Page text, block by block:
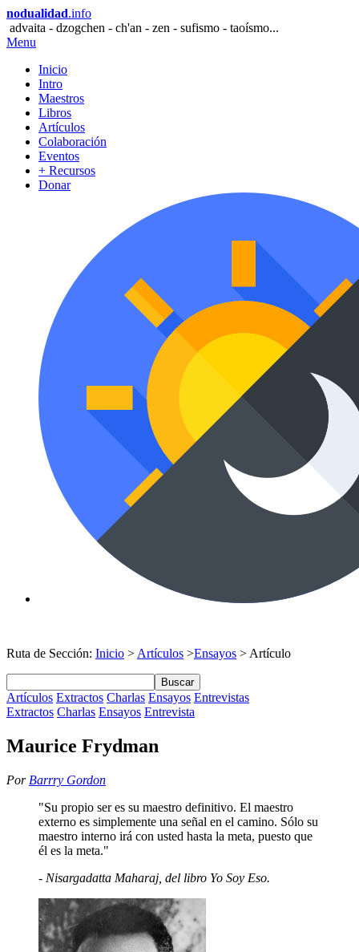
nodualidad.info
advaita - dzogchen - ch'an - zen - sufismo - taoísmo...
Menu
Inicio
Intro
Maestros
Libros
Artículos
Colaboración
Eventos
+ Recursos
Donar
Ruta de Sección: Inicio > Artículos >Ensayos > Artículo
Buscar
Artículos Extractos Charlas Ensayos Entrevistas
Extractos Charlas Ensayos Entrevista
Maurice Frydman
Por Barrry Gordon
"Su propio ser es su maestro definitivo. El maestro
externo es simplemente una señal en el camino. Sólo su
maestro interno irá con usted hasta la meta, puesto que
él es la meta."
- Nisargadatta Maharaj, del libro Yo Soy Eso.